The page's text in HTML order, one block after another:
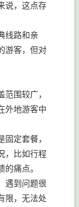
说，这点存
线路和亲
游客，但对
围较广，
外地游客中
定套餐，
，比如行程
痛点。
遇到问题很
限，无法处